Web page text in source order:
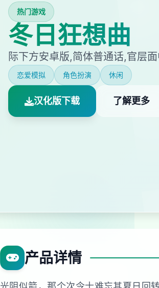
热门游戏
冬日狂想曲
际下方安卓版,简体普通话,官层
恋爱模拟 角色扮演 休闲
汉化版下载 了解更多
产品详情